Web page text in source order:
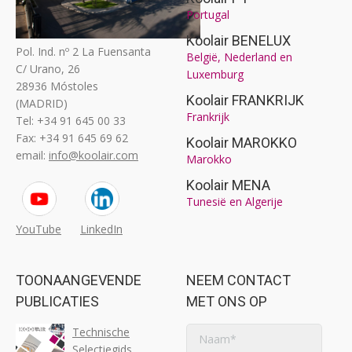
Pol. Ind. nº 2 La Fuensanta
C/ Urano, 26
28936 Móstoles
(MADRID)
Tel: +34 91 645 00 33
Fax: +34 91 645 69 62
email: info@koolair.com
YouTube LinkedIn
Portugal
Koolair BENELUX
België, Nederland en
Luxemburg
Koolair FRANKRIJK
Frankrijk
Koolair MAROKKO
Marokko
Koolair MENA
Tunesië en Algerije
TOONAANGEVENDE
PUBLICATIES
Technische
NEEM CONTACT
MET ONS OP